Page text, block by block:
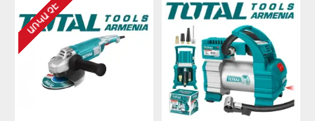
ԱՌԿԱ ՉԷ